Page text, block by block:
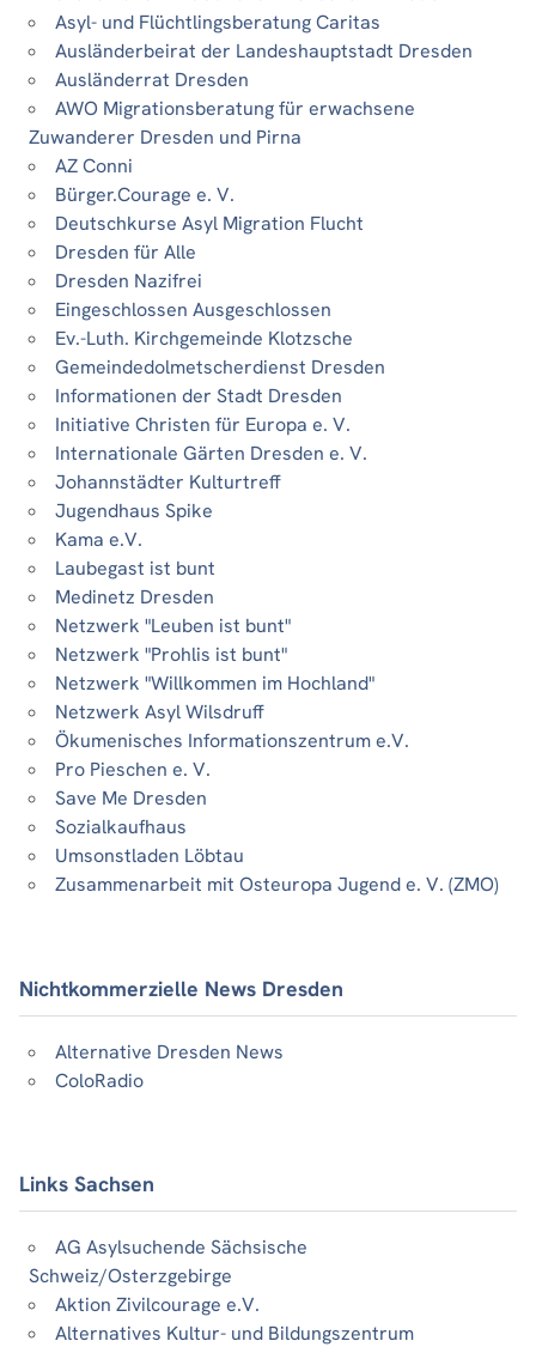
Asyl- und Flüchtlingsberatung Caritas
Ausländerbeirat der Landeshauptstadt Dresden
Ausländerrat Dresden
AWO Migrationsberatung für erwachsene
Zuwanderer Dresden und Pirna
AZ Conni
Bürger.Courage e. V.
Deutschkurse Asyl Migration Flucht
Dresden für Alle
Dresden Nazifrei
Eingeschlossen Ausgeschlossen
Ev.-Luth. Kirchgemeinde Klotzsche
Gemeindedolmetscherdienst Dresden
Informationen der Stadt Dresden
Initiative Christen für Europa e. V.
Internationale Gärten Dresden e. V.
Johannstädter Kulturtreff
Jugendhaus Spike
Kama e.V.
Laubegast ist bunt
Medinetz Dresden
Netzwerk "Leuben ist bunt"
Netzwerk "Prohlis ist bunt"
Netzwerk "Willkommen im Hochland"
Netzwerk Asyl Wilsdruff
Ökumenisches Informationszentrum e.V.
Pro Pieschen e. V.
Save Me Dresden
Sozialkaufhaus
Umsonstladen Löbtau
Zusammenarbeit mit Osteuropa Jugend e. V. (ZMO)
Nichtkommerzielle News Dresden
Alternative Dresden News
ColoRadio
Links Sachsen
AG Asylsuchende Sächsische
Schweiz/Osterzgebirge
Aktion Zivilcourage e.V.
Alternatives Kultur- und Bildungszentrum